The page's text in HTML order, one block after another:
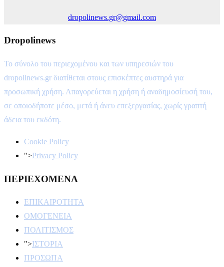
dropolinews.gr@gmail.com
Dropolinews
Το σύνολο του περιεχομένου και των υπηρεσιών του
dropolinews.gr διατίθεται στους επισκέπτες αυστηρά για
προσωπική χρήση. Απαγορεύεται η χρήση ή αναδημοσίευσή του,
σε οποιοδήποτε μέσο, μετά ή άνευ επεξεργασίας, χωρίς γραπτή
άδεια του εκδότη.
Cookie Policy
">Privacy Policy
ΠΕΡΙΕΧΟΜΕΝΑ
ΕΠΙΚΑΙΡΟΤΗΤΑ
ΟΜΟΓΕΝΕΙΑ
ΠΟΛΙΤΙΣΜΟΣ
">ΙΣΤΟΡΙΑ
ΠΡΟΣΩΠΑ